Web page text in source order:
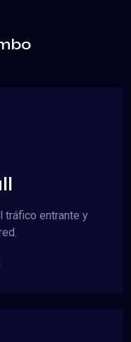
tráfico entrante y